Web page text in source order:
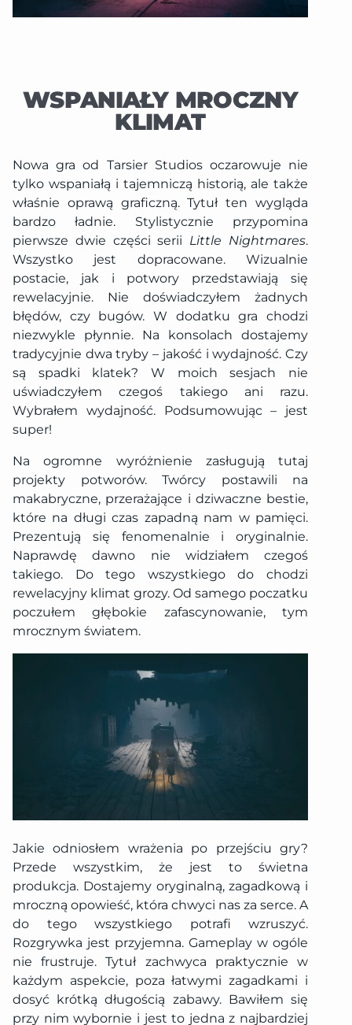
WSPANIAŁY MROCZNY
KLIMAT
Nowa gra od Tarsier Studios oczarowuje nie
tylko wspaniałą i tajemniczą historią, ale także
właśnie oprawą graficzną. Tytuł ten wygląda
bardzo ładnie. Stylistycznie przypomina
pierwsze dwie części serii Little Nightmares.
Wszystko jest dopracowane. Wizualnie
postacie, jak i potwory przedstawiają się
rewelacyjnie. Nie doświadczyłem żadnych
błędów, czy bugów. W dodatku gra chodzi
niezwykle płynnie. Na konsolach dostajemy
tradycyjnie dwa tryby – jakość i wydajność. Czy
są spadki klatek? W moich sesjach nie
uświadczyłem czegoś takiego ani razu.
Wybrałem wydajność. Podsumowując – jest
super!
Na ogromne wyróżnienie zasługują tutaj
projekty potworów. Twórcy postawili na
makabryczne, przerażające i dziwaczne bestie,
które na długi czas zapadną nam w pamięci.
Prezentują się fenomenalnie i oryginalnie.
Naprawdę dawno nie widziałem czegoś
takiego. Do tego wszystkiego do chodzi
rewelacyjny klimat grozy. Od samego poczatku
poczułem głębokie zafascynowanie, tym
mrocznym światem.
Jakie odniosłem wrażenia po przejściu gry?
Przede wszystkim, że jest to świetna
produkcja. Dostajemy oryginalną, zagadkową i
mroczną opowieść, która chwyci nas za serce. A
do tego wszystkiego potrafi wzruszyć.
Rozgrywka jest przyjemna. Gameplay w ogóle
nie frustruje. Tytuł zachwyca praktycznie w
każdym aspekcie, poza łatwymi zagadkami i
dosyć krótką długością zabawy. Bawiłem się
przy nim wybornie i jest to jedna z najbardziej